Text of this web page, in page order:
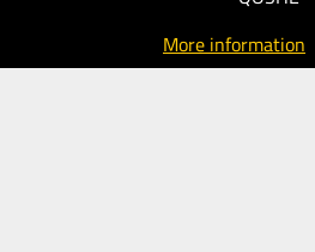
More information